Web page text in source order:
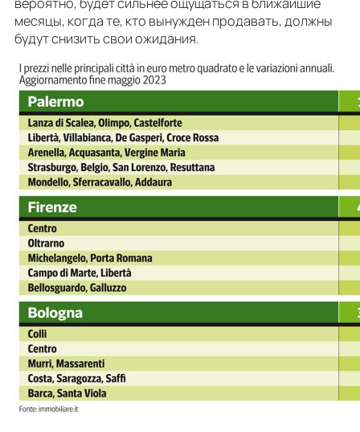
месяцы, когда те, кто вынужден продавать, должны
будут снизить свои ожидания.